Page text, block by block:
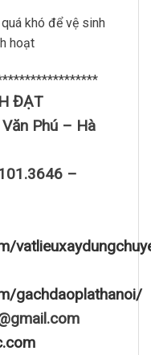
khó để vệ sinh
hoạt
ĐẠT
Phú – Hà
–
gachdaoplathanoi/